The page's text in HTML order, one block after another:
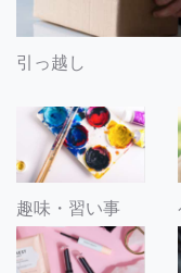
引っ越し
趣味・習い事